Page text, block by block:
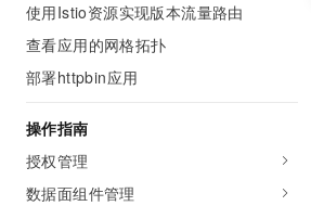
使用Istio资源实现版本流量路由
查看应用的网格拓扑
部署httpbin应用
操作指南
授权管理
数据面组件管理
存储
网络与CDN
中间件
数据库
现代化应用
可观测
上云与迁云